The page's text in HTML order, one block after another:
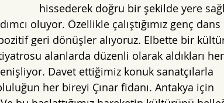
hissederek doğru bir şekilde yere
oluyor. Özellikle çalıştığımız genç dans
geri dönüşler alıyoruz. Elbette bir
alanlarda düzenli olarak aldıkları
Davet ettiğimiz konuk sanatçılarla
her bireyi Çınar fidanı. Antakya için